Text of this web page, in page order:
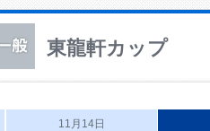
東龍軒カップ
11月14日